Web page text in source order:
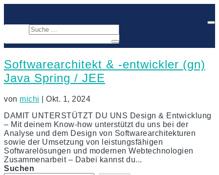
Softwarearchitekt & -entwickler (gn)
Java Spring / JEE
von michi
Okt. 1, 2024
DAMIT UNTERSTÜTZT DU UNS Design & Entwicklung
– Mit deinem Know-how unterstützt du uns bei der
Analyse und dem Design von Softwarearchitekturen
sowie der Umsetzung von leistungsfähigen
Softwarelösungen und modernen Webtechnologien
Zusammenarbeit – Dabei kannst du...
Suchen